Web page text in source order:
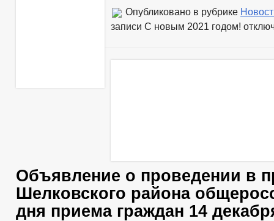
Опубликовано в рубрике
записи С новым 2021 годом!
Объявление о проведении в
Шелковского района
дня приема граждан 14